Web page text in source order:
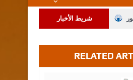
شريط الأخبار
RELATED